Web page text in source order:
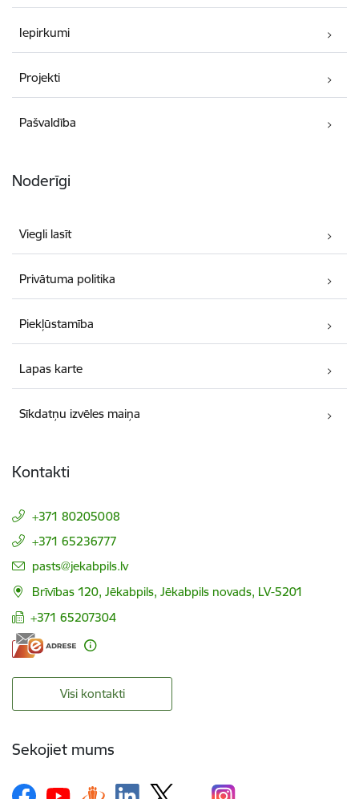
Iepirkumi
Projekti
Pašvaldība
Noderīgi
Viegli lasīt
Privātuma politika
Piekļūstamība
Lapas karte
Sīkdatņu izvēles maiņa
Kontakti
+371 80205008
+371 65236777
E-pasts:
pasts@jekabpils.lv
Brīvības 120, Jēkabpils, Jēkabpils novads, LV-5201
+371 65207304
Visi kontakti
Sekojiet mums